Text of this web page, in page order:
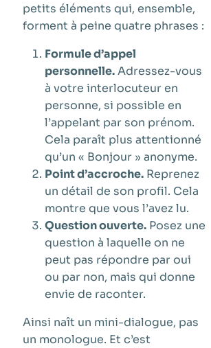
petits éléments qui, ensemble,
forment à peine quatre phrases :
Formule d’appel
personnelle.Adressez-vous
à votre interlocuteur en
personne, si possible en
l’appelant par son prénom.
Cela paraît plus attentionné
qu’un « Bonjour » anonyme.
Point d’accroche.Reprenez
un détail de son profil. Cela
montre que vous l’avez lu.
Question ouverte.Posez une
question à laquelle on ne
peut pas répondre par oui
ou par non, mais qui donne
envie de raconter.
Ainsi naît un mini-dialogue, pas
un monologue. Et c’est